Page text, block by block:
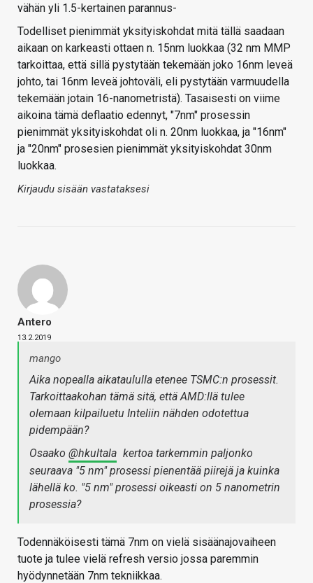
vähän yli 1.5-kertainen parannus-
Todelliset pienimmät yksityiskohdat mitä tällä saadaan
aikaan on karkeasti ottaen n. 15nm luokkaa (32 nm MMP
tarkoittaa, että sillä pystytään tekemään joko 16nm leveä
johto, tai 16nm leveä johtoväli, eli pystytään varmuudella
tekemään jotain 16-nanometristä). Tasaisesti on viime
aikoina tämä deflaatio edennyt, "7nm" prosessin
pienimmät yksityiskohdat oli n. 20nm luokkaa, ja "16nm"
ja "20nm" prosesien pienimmät yksityiskohdat 30nm
luokkaa.
Kirjaudu sisään vastataksesi
Antero
13.2.2019
mango
Aika nopealla aikataululla etenee TSMC:n prosessit.
Tarkoittaakohan tämä sitä, että AMD:llä tulee
olemaan kilpailuetu Inteliin nähden odotettua
pidempään?
Osaako @hkultala kertoa tarkemmin paljonko
seuraava "5 nm" prosessi pienentää piirejä ja kuinka
lähellä ko. "5 nm" prosessi oikeasti on 5 nanometrin
prosessia?
Todennäköisesti tämä 7nm on vielä sisäänajovaiheen
tuote ja tulee vielä refresh versio jossa paremmin
hyödynnetään 7nm tekniikkaa.